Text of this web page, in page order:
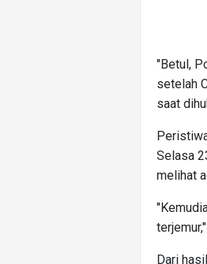
"Betul,
setelah
saat
Selasa
melihat
Dari